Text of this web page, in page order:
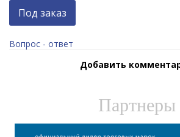
Под заказ
Вопрос - ответ
Добавить
Партнеры